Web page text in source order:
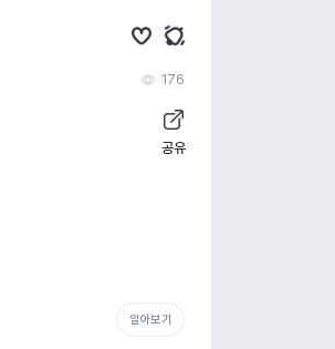
176
공유
알아보기